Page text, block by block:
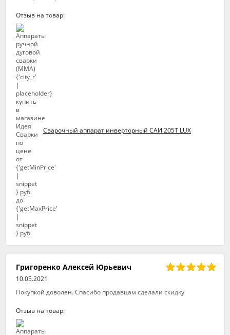
Отзыв на товар:
Сварочный аппарат инверторный САИ 205Т LUX
Григоренко Алексей Юрьевич
10.05.2021
Покупкой доволен. Спасибо продавцам сделали скидку
Отзыв на товар: